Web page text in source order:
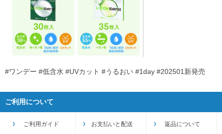
#ワンデー #低含水 #UVカット #うるおい #1day #202501新発売
ご利用について
ご利用ガイド お支払いと配送 返品について